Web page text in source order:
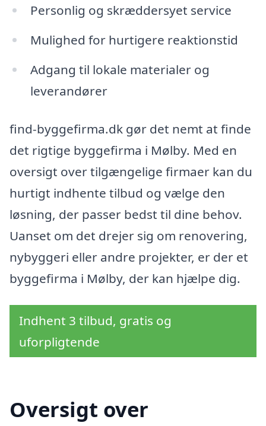
Personlig og skræddersyet service
Mulighed for hurtigere reaktionstid
Adgang til lokale materialer og
leverandører
find-byggefirma.dk gør det nemt at finde
det rigtige byggefirma i Mølby. Med en
oversigt over tilgængelige firmaer kan du
hurtigt indhente tilbud og vælge den
løsning, der passer bedst til dine behov.
Uanset om det drejer sig om renovering,
nybyggeri eller andre projekter, er der et
byggefirma i Mølby, der kan hjælpe dig.
Indhent 3 tilbud, gratis og
uforpligtende
Oversigt over